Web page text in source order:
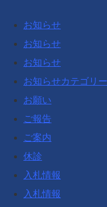
お知らせ
お知らせ
お知らせ
お知らせカテゴリー
お願い
ご報告
ご案内
休診
入札情報
入札情報